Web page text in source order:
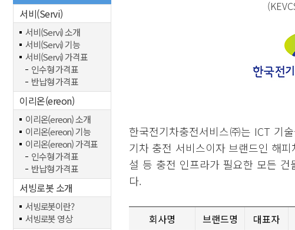
서비(Servi)
서비(Servi) 소개
서비(Servi) 기능
서비(Servi) 가격표
인수형 가격표
반납형 가격표
이리온(ereon)
이리온(ereon) 소개
이리온(ereon) 기능
이리온(ereon) 가격표
인수형 가격표
반납형 가격표
서빙로봇 소개
서빙로봇이란?
서빙로봇 영상
한국전기차충전서비스㈜는 ICT 기
기차 충전 서비스이자 브랜드인 해
설 등 충전 인프라가 필요한 모든
다.
회사명 브랜드명 대표자